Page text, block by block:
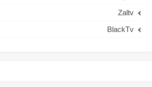
Zaltv
BlackTv